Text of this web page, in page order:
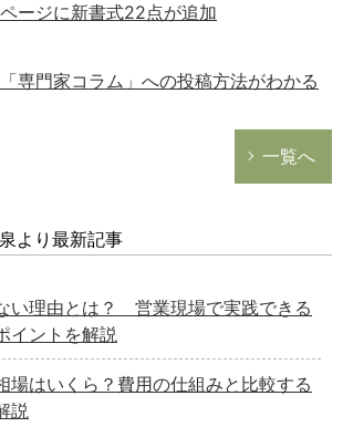
ージに新書式22点が追加
専門家コラム」への投稿方法がわかる
一覧へ
より最新記事
い理由とは？ 営業現場で実践できる
イントを解説
場はいくら？費用の仕組みと比較する
説